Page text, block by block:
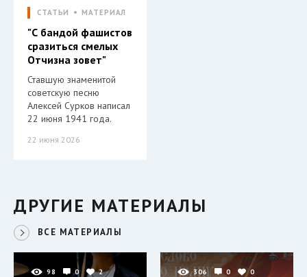
СТАТЬИ МАТЕРИАЛ
"С бандой фашистов
сразиться смелых
Отчизна зовет"
Ставшую знаменитой
советскую песню
Алексей Сурков написал
22 июня 1941 года.
22 июня 2026
ДРУГИЕ МАТЕРИАЛЫ
ВСЕ МАТЕРИАЛЫ
98 0 2 306 0 0